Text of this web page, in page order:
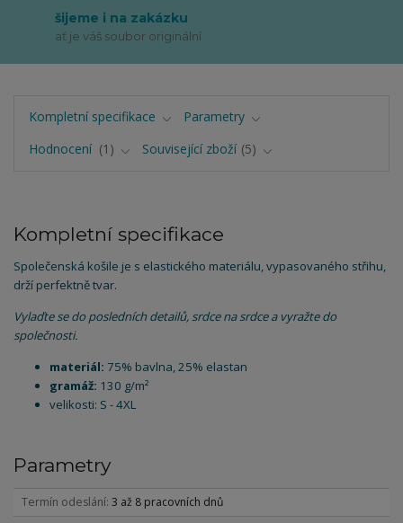
šijeme i na zakázku
ať je váš soubor originální
Kompletní specifikace
Parametry
Hodnocení
1 Související zboží 5
Kompletní specifikace
Společenská košile je s elastického materiálu, vypasovaného střihu,
drží perfektně tvar.
Vylaďte se do posledních detailů, srdce na srdce a vyražte do
společnosti.
materiál: 75% bavlna, 25% elastan
gramáž: 130 g/m²
velikosti: S - 4XL
Parametry
Termín odeslání 3 až 8 pracovních dnů